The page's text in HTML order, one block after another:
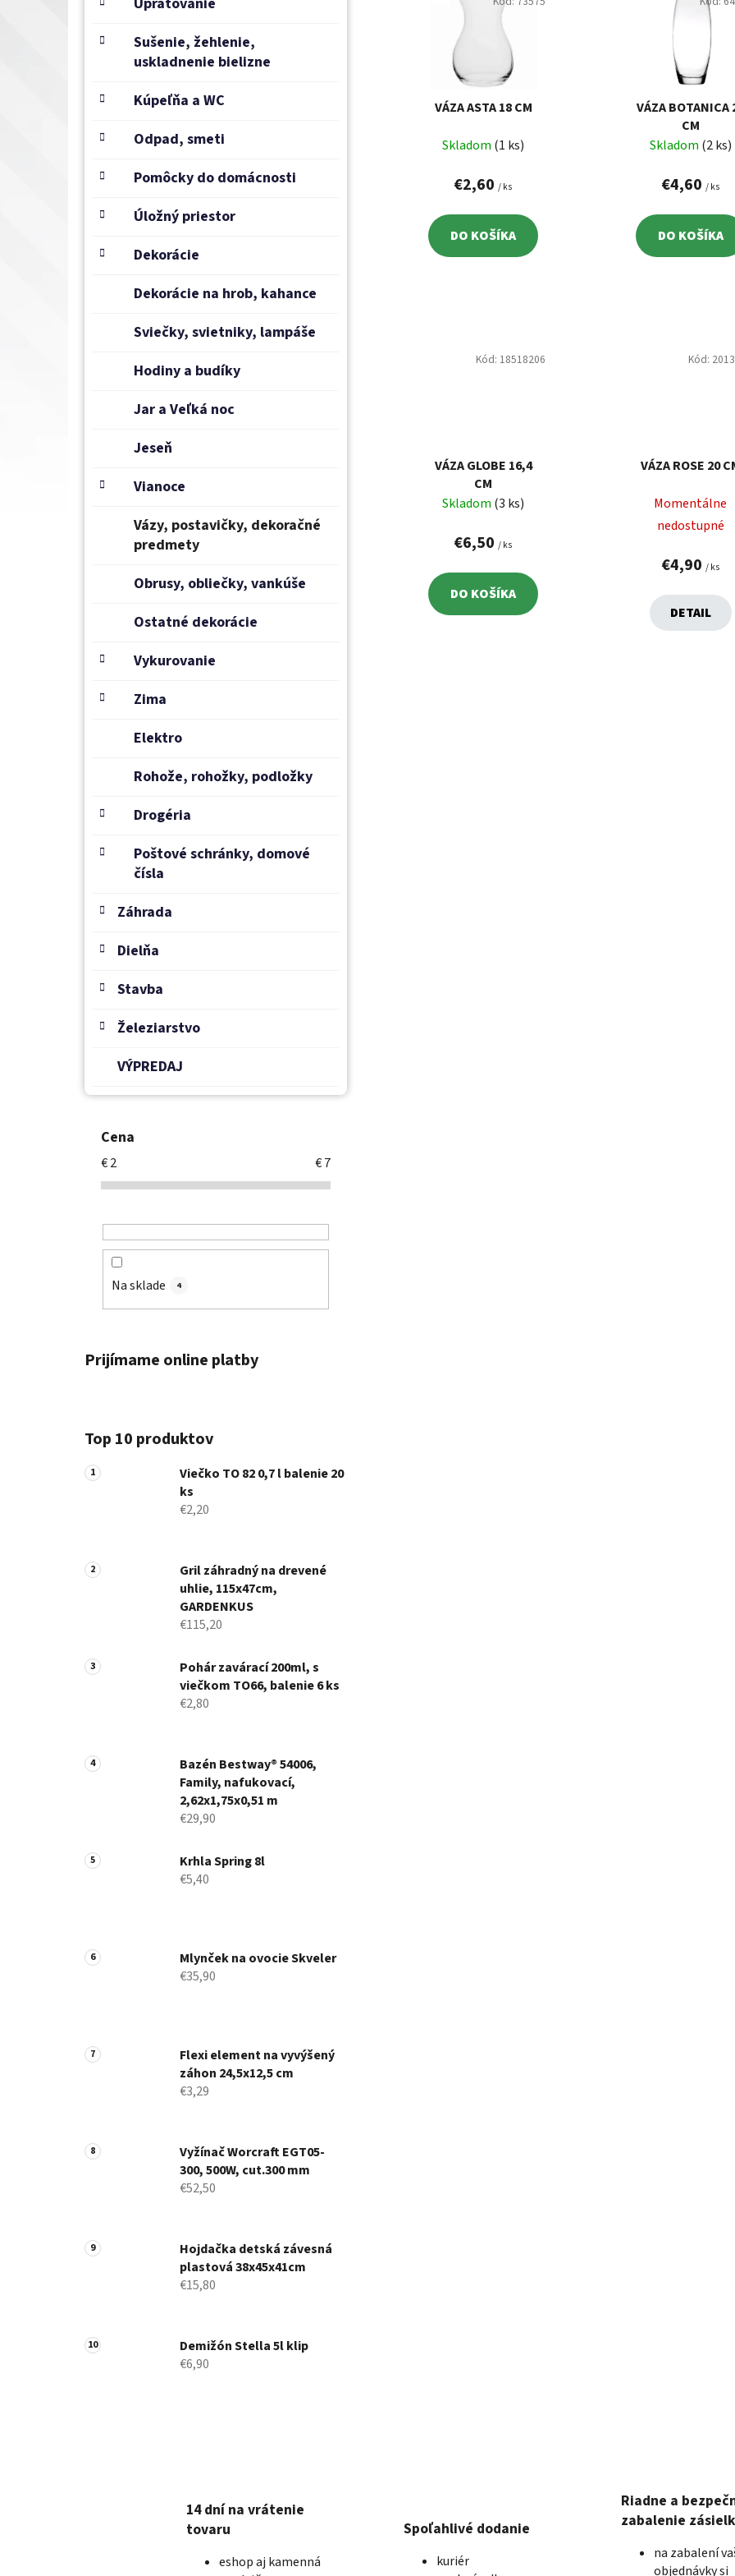
Sušenie, žehlenie,
uskladnenie bielizne
Kúpeľňa a WC
Odpad, smeti
Pomôcky do domácnosti
Úložný priestor
Dekorácie
Dekorácie na hrob, kahance
Sviečky, svietniky, lampáše
Hodiny a budíky
Jar a Veľká noc
Jeseň
Vianoce
Vázy, postavičky, dekoračné
predmety
Obrusy, obliečky, vankúše
Ostatné dekorácie
Vykurovanie
Zima
Elektro
Rohože, rohožky, podložky
Drogéria
Poštové schránky, domové
čísla
Záhrada
Dielňa
Stavba
Železiarstvo
VÝPREDAJ
Cena
€2 €7
Na sklade 4
Prijímame online platby
Top 10 produktov
Viečko TO 82 0,7 l balenie 20
ks
€2,20
Gril záhradný na drevené
uhlie, 115x47cm,
GARDENKUS
€115,20
Pohár zavárací 200ml, s
viečkom TO66, balenie 6 ks
€2,80
Bazén Bestway® 54006,
Family, nafukovací,
2,62x1,75x0,51 m
€29,90
Krhla Spring 8l
€5,40
Mlynček na ovocie Skveler
€35,90
Flexi element na vyvýšený
záhon 24,5x12,5 cm
€3,29
Vyžínač Worcraft EGT05-
300, 500W, cut.300 mm
€52,50
Hojdačka detská závesná
plastová 38x45x41cm
€15,80
Demižón Stella 5l klip
€6,90
VÁZA ASTA 18 CM
Skladom (1 ks)
€2,60/ ks
DO KOŠÍKA
VÁZA BOTANICA
CM
Skladom (2 ks)
€4,60 / ks
DO KOŠÍKA
VÁZA GLOBE 16,4
CM
Skladom (3 ks)
€6,50/ ks
DO KOŠÍKA
Kód: 18518206
VÁZA ROSE 20
Momentálne
nedostupné
€4,90 / ks
DETAIL
Kód:
14 dní na vrátenie
tovaru
eshop aj kamenná
Spoľahlivé dodanie
kuriér
Riadne a
zabalenie
na zabalení
objednávky si